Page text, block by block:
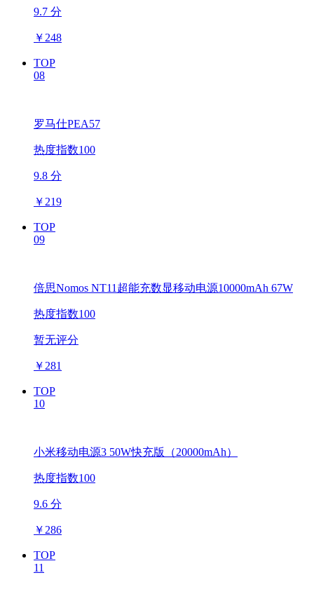
9.7 分
￥ 248
TOP
08
罗马仕PEA57
热度指数100
9.8 分
￥ 219
TOP
09
倍思Nomos NT11超能充数显移动电源10000mAh 67W
热度指数100
暂无评分
￥ 281
TOP
10
小米移动电源3 50W快充版（20000mAh）
热度指数100
9.6 分
￥ 286
TOP
11